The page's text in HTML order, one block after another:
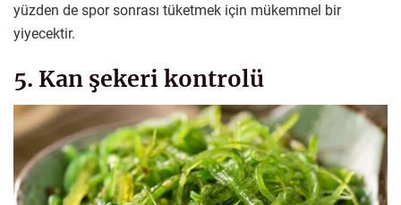
yüzden de spor sonrası tüketmek için mükemmel bir
yiyecektir.
5. Kan şekeri kontrolü